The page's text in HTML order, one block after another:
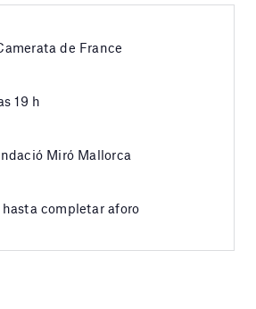
de France
19 h
Miró Mallorca
completar aforo